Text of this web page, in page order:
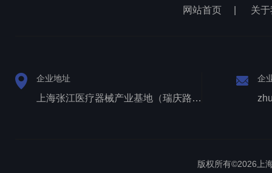
网站首页 关
企业地址
上海张江医疗器械产业基地（瑞庆路528号）
企
版权所有©2026